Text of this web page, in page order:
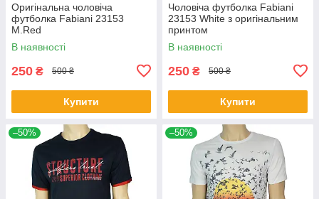
Оригінальна чоловіча
футболка Fabianі 23153
M.Red
В наявності
250 ₴ 500 ₴
Купити
Чоловіча футболка Fabianі
23153 White з оригінальним
принтом
В наявності
250 ₴ 500 ₴
Купити
–50% –50%